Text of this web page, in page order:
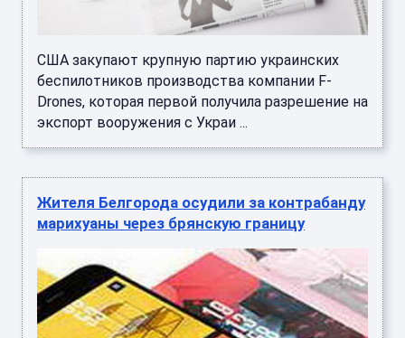
США закупают крупную партию украинских
беспилотников производства компании F-
Drones, которая первой получила разрешение на
экспорт вооружения c Украи ...
Жителя Белгорода осудили за контрабанду
марихуаны через брянскую границу